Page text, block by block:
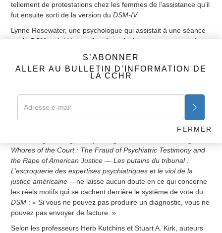
tellement de protestations chez les femmes de l’assistance qu’il
fut ensuite sorti de la version duDSM-IV.
Lynne Rosewater, une psychologue qui assistait à une séance
sur leDSM, présidée par l’un des principaux concepteurs de ce
d’un critère lié au trouble de la personnalité masochiste. La
femme de Spitzer [une travailleuse sociale et la seule femme à
cela. » Alors Spitzer a répliqué : « Bon, enlevons-le. » Vous
assistez à cela et vous vous dites : « Attendez un peu, nous
Whores of theCourt : The Fraud of Psychiatric Testimony and
the Rape of American Justice — Les putains du tribunal :
L’escroquerie des expertises psychiatriques et le viol de la
justice américaine —ne laisse aucun doute en ce qui concerne
les réels motifs qui se cachent derrière le système de vote du
DSM : « Si vous ne pouvez pas produire un diagnostic, vous ne
pouvez pas envoyer de facture. »
Selon les professeurs Herb Kutchins et Stuart A. Kirk, auteurs
S’ABONNER
ALLER AU BULLETIN D’INFORMATION DE
LA CCHR
FERMER